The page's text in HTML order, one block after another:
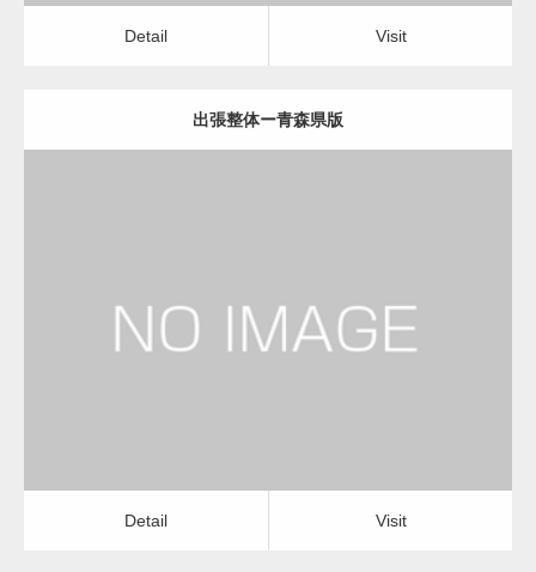
Detail Visit
出張整体ー青森県版
Detail Visit
Detail Visit